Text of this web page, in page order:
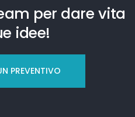
per dare vita
idee!
PREVENTIVO